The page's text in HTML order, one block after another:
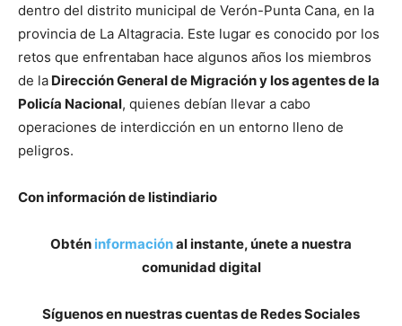
dentro del distrito municipal de Verón-Punta Cana, en la
provincia de La Altagracia. Este lugar es conocido por los
retos que enfrentaban hace algunos años los miembros
de la Dirección General de Migración y los agentes de la
Policía Nacional, quienes debían llevar a cabo
operaciones de interdicción en un entorno lleno de
peligros.
Con información de listindiario
Obtén informaciónal instante, únete a nuestra
comunidad digital
Síguenos en nuestras cuentas de Redes Sociales